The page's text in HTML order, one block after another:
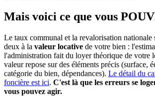
Mais voici ce que vous
Le taux communal et la revalorisation nationale
deux à la valeur locative de votre bien :
l'administration fait du loyer théorique de votre
valeur repose sur des éléments précis (surface,
catégorie du bien, dépendances). Le détail du
foncière est ici. C'est là que les erreurs se
vous pouvez agir.